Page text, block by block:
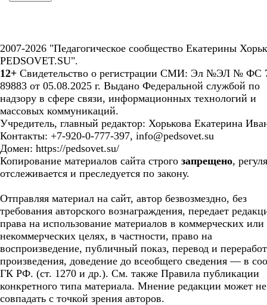
2007-2026 "Педагогическое сообщество Екатерины
PEDSOVET.SU".
12+ Свидетельство о регистрации СМИ: Эл №ЭЛ № ФС
89883 от 05.08.2025 г. Выдано Федеральной службой по
надзору в сфере связи, информационных технологий и
массовых коммуникаций.
Учредитель, главный редактор: Хорькова Екатерина
Контакты: +7-920-0-777-397, info@pedsovet.su
Домен: https://pedsovet.su/
Копирование материалов сайта строго запрещено,
отслеживается и преследуется по закону.
Отправляя материал на сайт, автор безвозмездно, без
требования авторского вознаграждения, передает
права на использование материалов в коммерческих или
некоммерческих целях, в частности, право на
воспроизведение, публичный показ, перевод и
произведения, доведение до всеобщего сведения — в
ГК РФ. (ст. 1270 и др.). См. также Правила публикации
конкретного типа материала. Мнение редакции может не
совпадать с точкой зрения авторов.